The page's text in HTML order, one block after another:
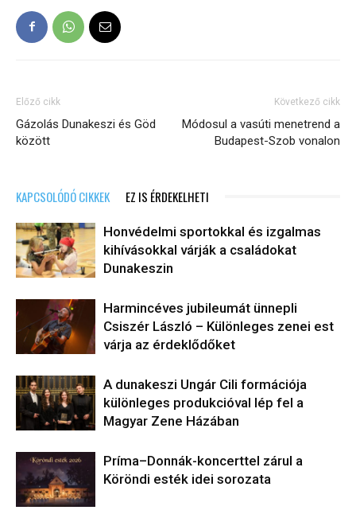
Előző cikk
Gázolás Dunakeszi és Göd
között
Következő cikk
Módosul a vasúti menetrend a
Budapest-Szob vonalon
KAPCSOLÓDÓ CIKKEK EZ IS ÉRDEKELHETI
Honvédelmi sportokkal és izgalmas
kihívásokkal várják a családokat
Dunakeszin
Harmincéves jubileumát ünnepli
Csiszér László – Különleges zenei est
várja az érdeklődőket
A dunakeszi Ungár Cili formációja
különleges produkcióval lép fel a
Magyar Zene Házában
Príma–Donnák-koncerttel zárul a
Köröndi esték idei sorozata